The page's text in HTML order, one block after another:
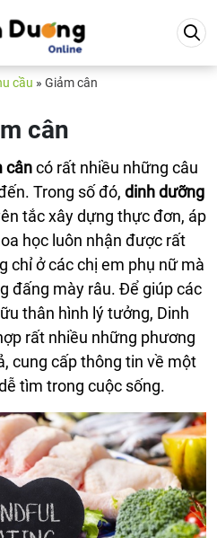
cầu » Giảm cân
cân
câncó rất nhiều những câu
Trong số đó, dinh dưỡng
tắc xây dựng thực đơn, áp
học luôn nhận được rất
chỉ ở các chị em phụ nữ mà
đấng mày râu. Để giúp các
thân hình lý tưởng, Dinh
rất nhiều những phương
cung cấp thông tin về một
tìm trong cuộc sống.